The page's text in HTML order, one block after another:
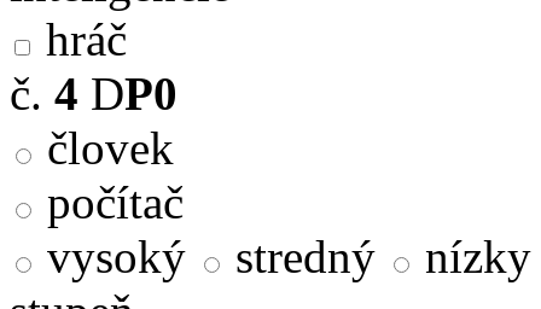
hráč
č. 4 DP0
človek
počítač
vysoký
stredný
nízky